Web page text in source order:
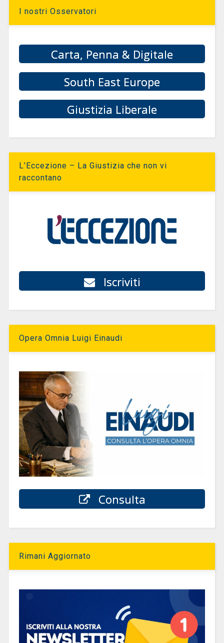
I nostri Osservatori
Carta, Penna & Digitale
South East Europe
Giustizia Liberale
L’Eccezione – La Giustizia che non vi
raccontano
Iscriviti
Opera Omnia Luigi Einaudi
Consulta
Rimani Aggiornato